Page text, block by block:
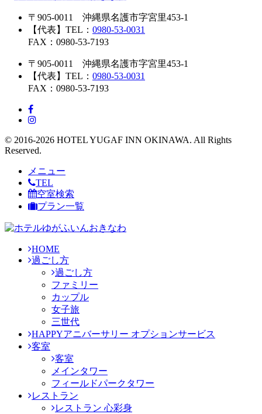
〒905-0011 沖縄県名護市字宮里453-1
【代表】TEL： 0980-53-0031
FAX：0980-53-7193
〒905-0011 沖縄県名護市字宮里453-1
【代表】TEL： 0980-53-0031
FAX：0980-53-7193
© 2016-2026 HOTEL YUGAF INN OKINAWA. All Rights
Reserved.
メニュー
TEL
空室検索
プラン一覧
HOME
過ごし方
過ごし方
ファミリー
カップル
女子旅
三世代
HAPPYアニバーサリー オプションサービス
客室
客室
メインタワー
フィールドパークタワー
レストラン
レストラン 心彩身